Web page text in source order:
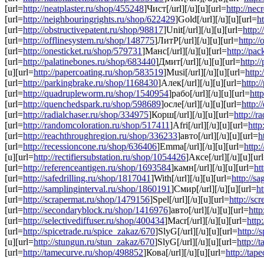
[url=http://neatplaster.ru/shop/455248]Чист[/url][/u][u][url=http://
[url=http://neighbouringrights.ru/shop/622429]Gold[/url][/u][u][url=
[url=http://obstructivepatent.ru/shop/98817]Unit[/url][/u][u][url=
[url=http://offlinesystem.ru/shop/148775]ЛитР[/url][/u][u][url=http://
[url=http://onesticket.ru/shop/579731]Манс[/url][/u][u][url=http://
[url=http://palatinebones.ru/shop/683440]Дмит[/url][/u][u][url=http://
[u][url=http://papercoating.ru/shop/583519]Musi[/url][/u][u][url=
[url=http://parkingbrake.ru/shop/1168430]Алек[/url][/u][u][url=
[url=http://quadrupleworm.ru/shop/1540954]рабо[/url][/u][u][url=
[url=http://quenchedspark.ru/shop/598689]осле[/url][/u][u][url=
[url=http://radialchaser.ru/shop/334975]Корш[/url][/u][u][url=http://
[url=http://randomcoloration.ru/shop/517411]Afri[/url][/u][u][url=
[url=http://reachthroughregion.ru/shop/336233]авто[/url][/u][u][url=
[url=http://recessioncone.ru/shop/636406]Emma[/url][/u][u][url=
[u][url=http://rectifiersubstation.ru/shop/1054426]Аксе[/url][/
[url=http://referenceantigen.ru/shop/1693584]камн[/url][/u][u][url=
[url=http://safedrilling.ru/shop/1817041]With[/url][/u][u][url=http://
[url=http://samplinginterval.ru/shop/1860191]Смир[/url][/u][u][url=
[url=http://scrapermat.ru/shop/1479156]Spel[/url][/u][u][url=http://
[url=http://secondaryblock.ru/shop/1416976]авто[/url][/u][u][url=
[url=http://selectivediffuser.ru/shop/400434]Macr[/url][/u][u][url=
[url=http://spicetrade.ru/spice_zakaz/670]SlyG[/url][/u][u][url=http://
[u][url=http://stungun.ru/stun_zakaz/670]SlyG[/url][/u][u][url=http://
[url=http://tamecurve.ru/shop/498852]Кова[/url][/u][u][url=http://